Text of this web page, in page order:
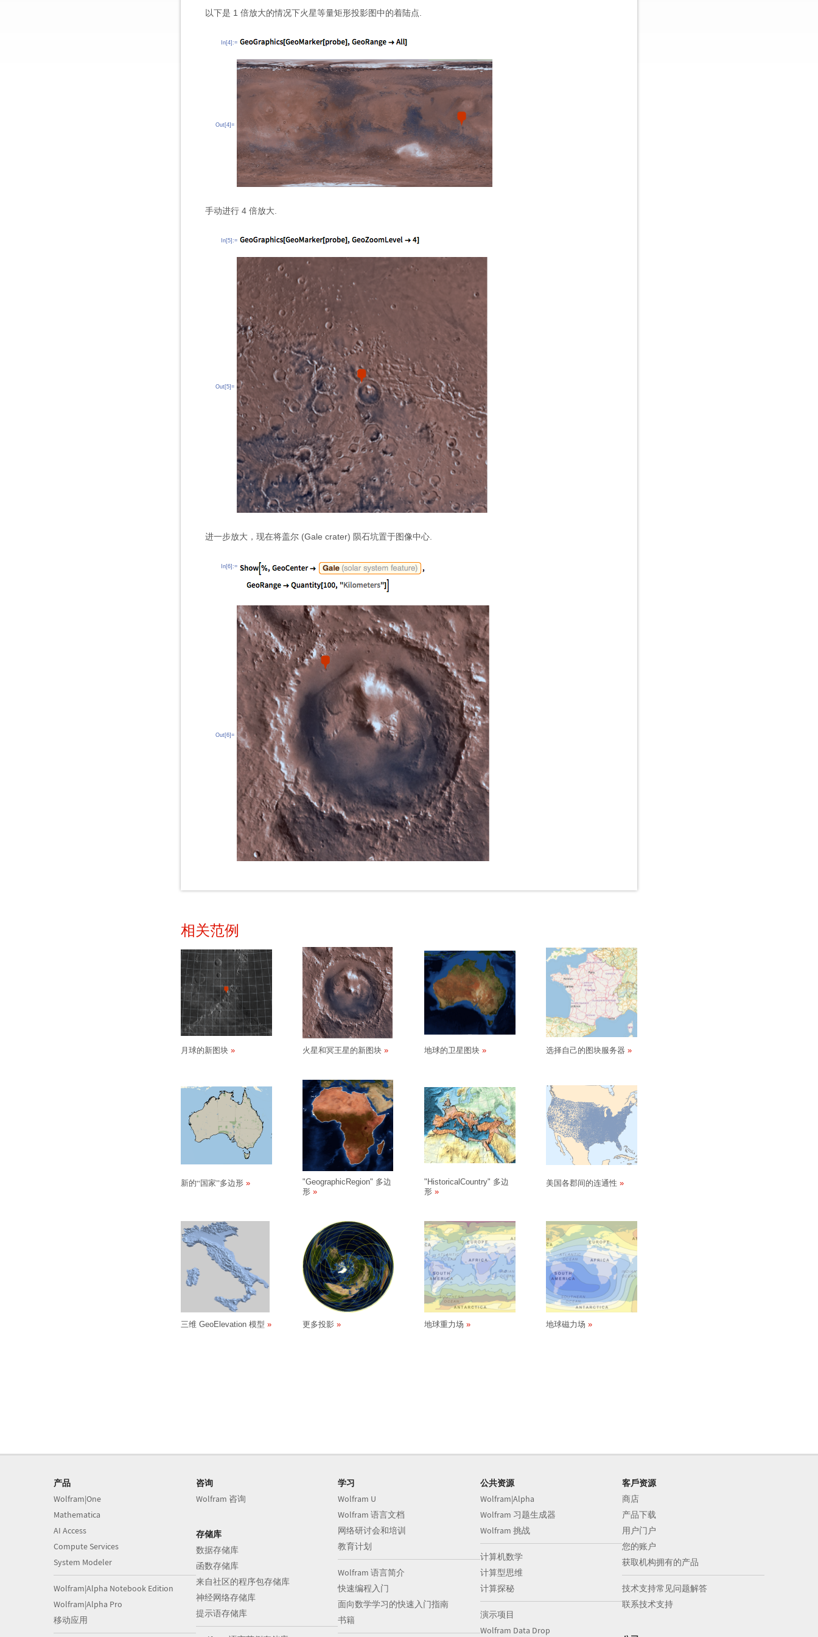
以下是 1 倍放大的情况下火星等量矩形投影图中的着陆点.
In[4]:=
Out[4]=
手动进行 4 倍放大.
In[5]:=
Out[5]=
进一步放大，现在将盖尔 (Gale crater) 陨石坑置于图像中心.
In[6]:=
Out[6]=
相关范例
月球的新图块 火星和冥王星的新图块 地球的卫星图块 选择自己的图块服务器
新的“国家”多边形
"GeographicRegion" 多边
形
"HistoricalCountry" 多边
形
美国各郡间的连通性
三维 GeoElevation 模型 更多投影 地球重力场 地球磁力场
产品
Wolfram|One
Mathematica
AI Access
Compute Services
System Modeler
Wolfram|Alpha Notebook Edition
Wolfram|Alpha Pro
移动应用
咨询
Wolfram 咨询
存储库
数据存储库
函数存储库
来自社区的程序包存储库
神经网络存储库
提示语存储库
学习
Wolfram U
Wolfram 语言文档
网络研讨会和培训
教育计划
Wolfram 语言简介
快速编程入门
面向数学学习的快速入门指南
书籍
公共资源
Wolfram|Alpha
Wolfram 习题生成器
Wolfram 挑战
计算机数学
计算型思维
计算探秘
演示项目
Wolfram Data Drop
客戶资源
商店
产品下载
用户门户
您的账户
获取机构拥有的产品
技术支持常见问题解答
联系技术支持